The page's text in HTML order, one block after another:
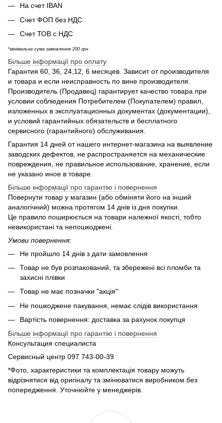
На счет IBAN
Счет ФОП без НДС
Счет ТОВ с НДС
*мінімальна сума замовлення 200 грн
Більше інформації про оплату
Гарантия 60, 36, 24,12, 6 месяцев. Зависит от производителя
и товара и если неисправность по вине производителя.
Производитель (Продавец) гарантирует качество товара при
условии соблюдения Потребителем (Покупателем) правил,
изложенных в эксплуатационных документах (документации),
и условий гарантийных обязательств и бесплатного
сервисного (гарантийного) обслуживания.
Гарантия 14 дней от нашего интернет-магазина на выявление
заводских дефектов, не распространяется на механические
повреждения, не правильное использование, хранение, если
не указано иное в товаре.
Більше інформації про гарантію і повернення
Повернути товар у магазин (або обміняти його на інший
аналогічний) можна протягом 14 днів із дня покупки.
Це правило поширюється на товари належної якості, тобто
невикористані та непошкоджені.
Умови повернення:
Не пройшло 14 днів з дати замовлення
Товар не був розпакований, та збережені всі пломби та
захисні плівки
Товар не має позначки "акція"
Не пошкоджене пакування, немає слідів використання
Вартість повернення: доставка за рахунок покупця
Більше інформації про гарантію і повернення
Консультация специалиста
Сервисный центр 097 743-00-39
*Фото, характеристики та комплектація товару можуть
відрізнятися від оригіналу та змінюватися виробником без
попередження. Уточнюйте у менеджерів.